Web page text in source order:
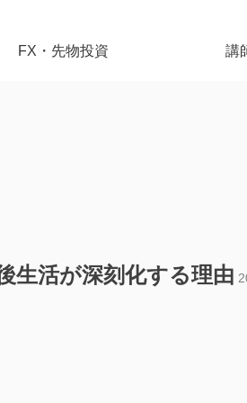
FX・先物投資 講
生活が深刻化する理由